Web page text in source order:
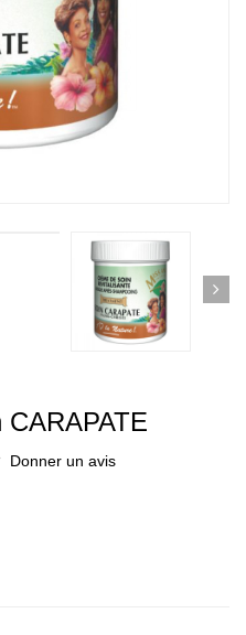
Donner un avis